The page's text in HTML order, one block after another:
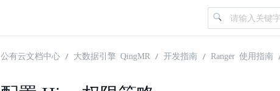
公有云文档中心 大数据引擎 QingMR 开发指南 Ranger 使用指南